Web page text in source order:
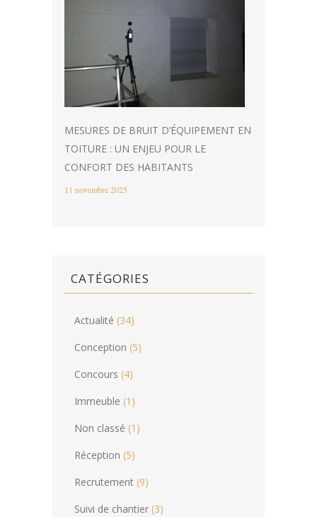
MESURES DE BRUIT D’ÉQUIPEMENT EN
TOITURE : UN ENJEU POUR LE
CONFORT DES HABITANTS
11 novembre 2025
CATÉGORIES
Actualité (34)
Conception (5)
Concours (4)
Immeuble (1)
Non classé (1)
Réception (5)
Recrutement (9)
Suivi de chantier (3)